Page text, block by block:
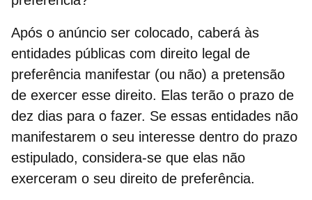
Após o anúncio ser colocado, caberá às
entidades públicas com direito legal de
preferência manifestar (ou não) a pretensão
de exercer esse direito. Elas terão o prazo de
dez dias para o fazer. Se essas entidades não
manifestarem o seu interesse dentro do prazo
estipulado, considera-se que elas não
exerceram o seu direito de preferência.